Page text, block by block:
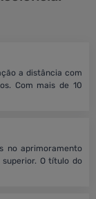
a distância com
Com mais de 10
no aprimoramento
O título do